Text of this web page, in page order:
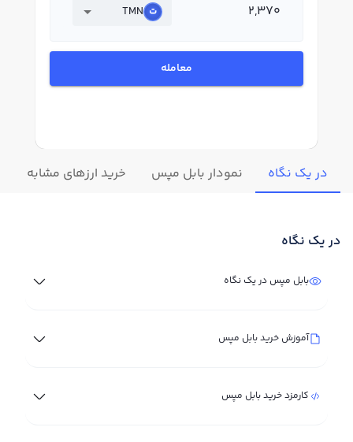
TMN
معامله
در یک نگاه نمودار بابل مپس خرید ارزهای مشابه
در یک نگاه
بابل مپس در یک نگاه
آموزش خرید بابل مپس
کارمزد خرید بابل مپس